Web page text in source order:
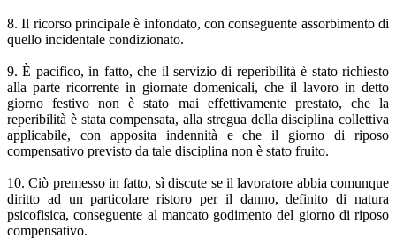
8. Il ricorso principale è infondato, con conseguente assorbimento di
quello incidentale condizionato.
9. È pacifico, in fatto, che il servizio di reperibilità è stato richiesto
alla parte ricorrente in giornate domenicali, che il lavoro in detto
giorno festivo non è stato mai effettivamente prestato, che la
reperibilità è stata compensata, alla stregua della disciplina collettiva
applicabile, con apposita indennità e che il giorno di riposo
compensativo previsto da tale disciplina non è stato fruito.
10. Ciò premesso in fatto, sì discute se il lavoratore abbia comunque
diritto ad un particolare ristoro per il danno, definito di natura
psicofisica, conseguente al mancato godimento del giorno di riposo
compensativo.